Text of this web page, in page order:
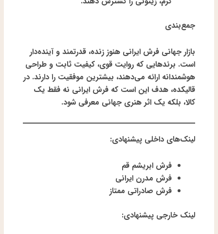
جمع‌بندی
بازار جهانی فرش ایرانی هنوز زنده، قدرتمند و آینده‌دار
است. برندهایی که روایت قوی، کیفیت ثابت و طراحی
هوشمندانه ارائه می‌دهند، بیشترین موفقیت را دارند. در
قالیکده، هدف این است که فرش ایرانی نه فقط یک
کالا، بلکه یک اثر هنری جهانی معرفی شود.
لینک‌های داخلی پیشنهادی:
فرش ابریشم قم
فرش مدرن ایرانی
فرش صادراتی ممتاز
لینک خارجی پیشنهادی: